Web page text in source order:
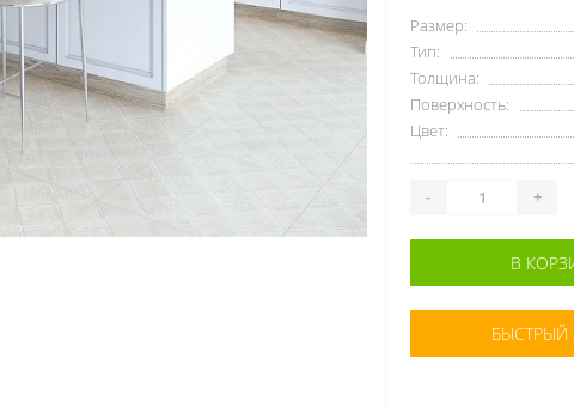
Размер:
Тип:
Толщина:
Поверхность:
Цвет:
- +
В
БЫСТРЫЙ